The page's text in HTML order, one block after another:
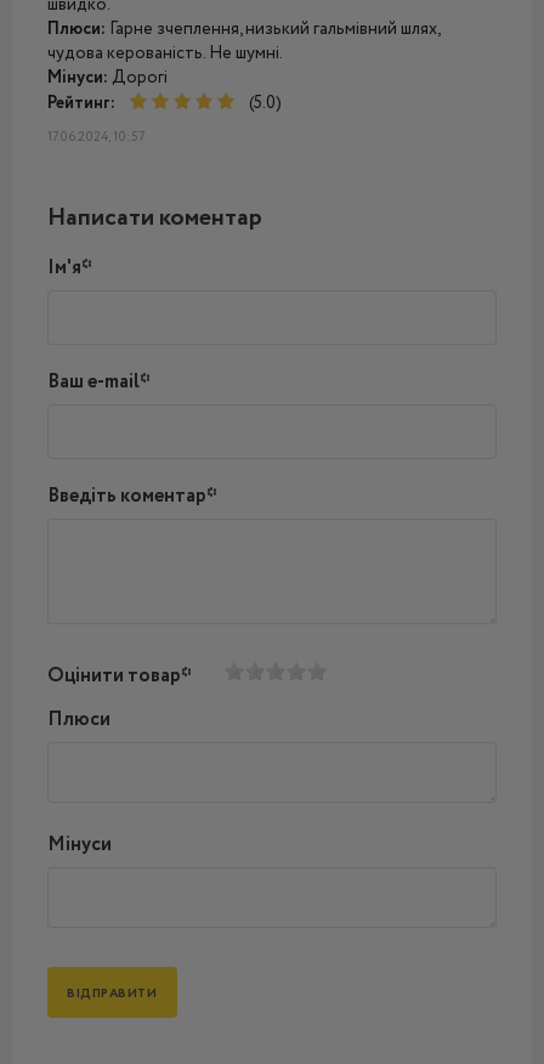
швидко.
Плюси: Гарне зчеплення, низький гальмівний шлях,
чудова керованість. Не шумні.
Мінуси: Дорогі
Рейтинг:
(5.0)
17.06.2024, 10:57
Написати коментар
Ім'я*
Ваш e-mail*
Введіть коментар*
Оцінити товар*
Плюси
Мінуси